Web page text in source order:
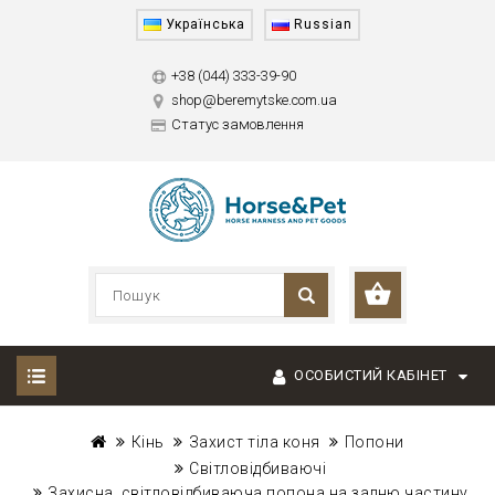
Українська Russian
+38 (044) 333-39-90
shop@beremytske.com.ua
Статус замовлення
ОСОБИСТИЙ КАБІНЕТ
Кінь Захист тіла коня
Попони
Світловідбиваючі